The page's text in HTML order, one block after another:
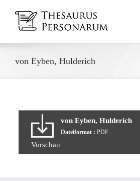
Inhalt
springen
von Eyben, Hulderich
von Eyben, Hulderich
Dateiformat : PDF
Vorschau